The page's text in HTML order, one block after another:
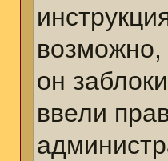
он
ввели